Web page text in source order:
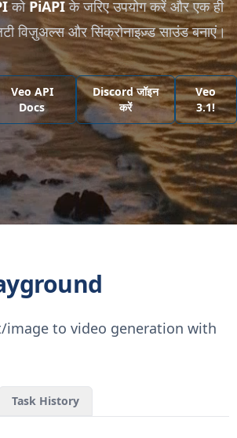
को PiAPIके जरिए उपयोग करें और एक ही
विज़ुअल्स और सिंक्रोनाइज़्ड साउंड बनाएं।
Veo API
Docs
Discord जॉइन
करें
Veo
3.1!
image to video generation with
Task History